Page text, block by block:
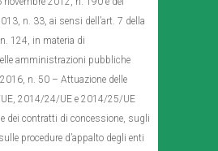
n. 33, ai sensi dell’art. 7 della
124, in materia di
amministrazioni pubbliche
n. 50 – Attuazione delle
2014/24/UE e 2014/25/UE
dei contratti di concessione, sugli
procedure d’appalto degli enti